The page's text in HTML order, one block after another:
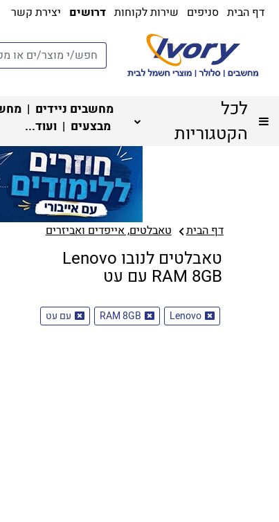
דף הבית סניפים שירות לקוחות דרושים יצירת קשר
לכל
הקטגוריות
מחשבים ניידים |
מבצעים | ועוד...
דף הבית טאבלטים, אייפדים ואביזרים
טאבלטים לנובו Lenovo
RAM 8GB עם עט
Lenovo
RAM 8GB עם עט